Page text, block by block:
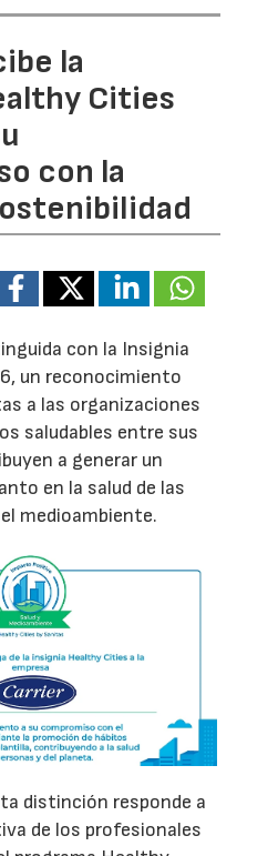
la
Cities
con la
con la Insignia
un reconocimiento
a las organizaciones
saludables entre sus
a generar un
en la salud de las
medioambiente.
distinción responde a
de los profesionales